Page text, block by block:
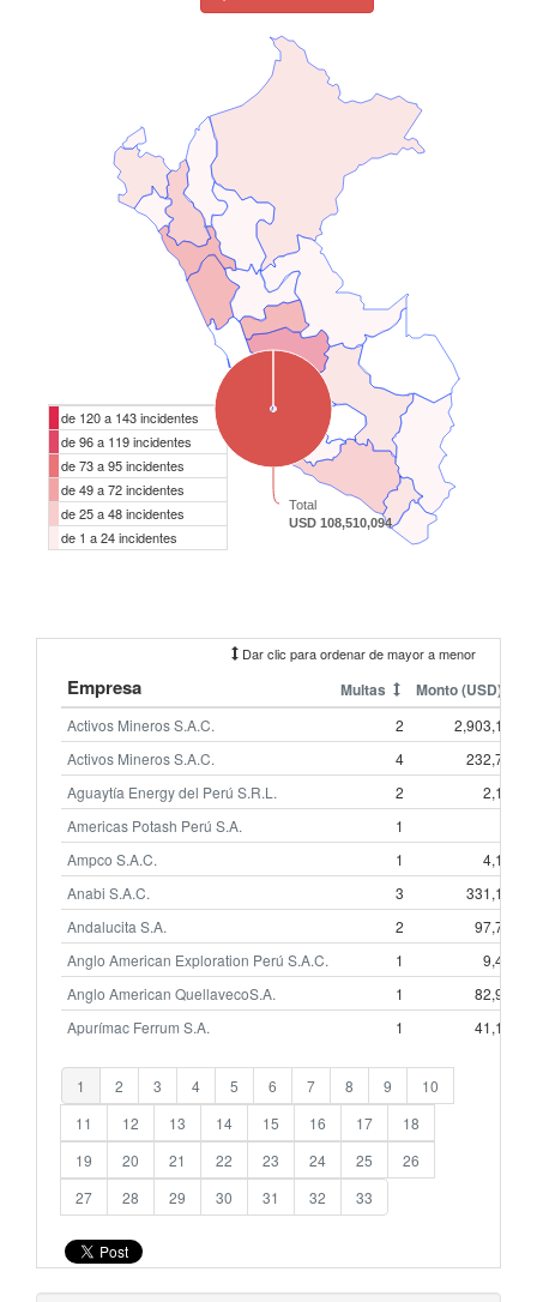
de 120 a 143 incidentes
de 96 a 119 incidentes
de 73 a 95 incidentes
de 49 a 72 incidentes
de 25 a 48 incidentes
de 1 a 24 incidentes
Total
USD 108,510,094
Dar clic para ordenar de mayor a menor
Empresa Multas Monto (USD)
Activos Mineros S.A.C. 2 2,903,184
Activos Mineros S.A.C.
4
232,719
Aguaytía Energy del Perú S.R.L.
2
2,185
Americas Potash Perú S.A.
1
Ampco S.A.C.
1
4,180
Anabi S.A.C.
3
331,128
Andalucita S.A.
2 97,764
Anglo American Exploration Perú S.A.C.
1
9,412
Anglo American QuellavecoS.A.
1 82,955
Apurímac Ferrum S.A.
1 41,111
1 2 3 4 5 6 7 8 9
10
11
12 13 14 15 16 17
18
19
20 21 22 23 24 25
26
27
28 29 30 31 32 33